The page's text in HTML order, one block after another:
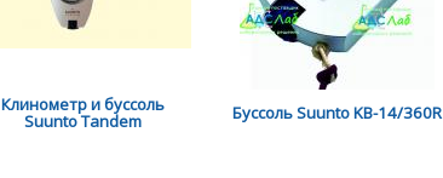
Клинометр и буссоль
Suunto Tandem Буссоль Suunto KB-14/360R